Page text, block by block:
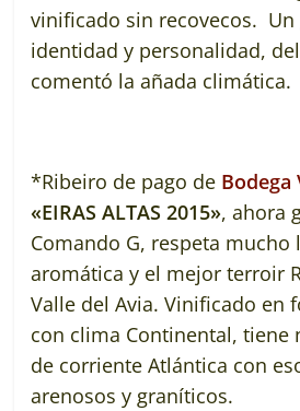
vinificado sin recovecos. Un
identidad y personalidad,
comentó la añada climática.
*Ribeiro de pago de Bodega
«EIRAS ALTAS 2015», ahora
Comando G, respeta mucho
aromática y el mejor terroir
Valle del Avia. Vinificado en
con clima Continental, tiene
de corriente Atlántica con
arenosos y graníticos.